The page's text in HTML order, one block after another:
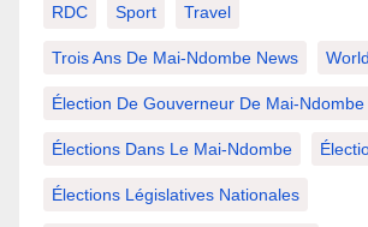
RDC Sport Travel
Trois Ans De Mai-Ndombe News World
Élection De Gouverneur De Mai-Ndombe
Élections Dans Le Mai-Ndombe
Élections Législatives Nationales